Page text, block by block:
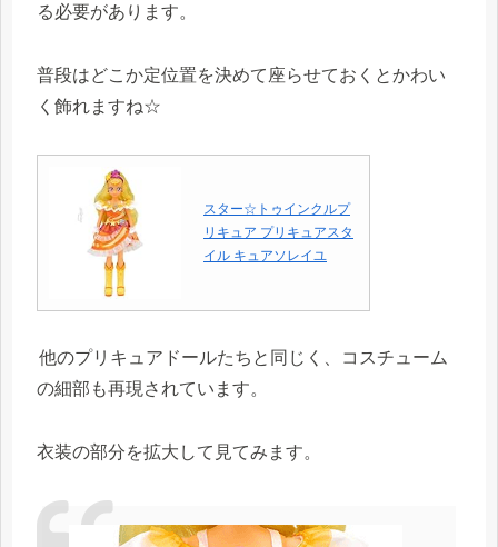
る必要があります。
普段はどこか定位置を決めて座らせておくとかわい
く飾れますね☆
スター☆トゥインクルプ
リキュア プリキュアスタ
イル キュアソレイユ
他のプリキュアドールたちと同じく、コスチューム
の細部も再現されています。
衣装の部分を拡大して見てみます。